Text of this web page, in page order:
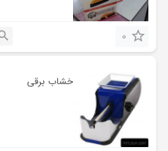
0
خشاب برقی